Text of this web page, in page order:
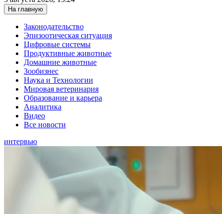
На главную
Законодательство
Эпизоотическая ситуация
Цифровые системы
Продуктивные животные
Домашние животные
Зообизнес
Наука и Технологии
Мировая ветеринария
Образование и карьера
Аналитика
Видео
Все новости
интервью